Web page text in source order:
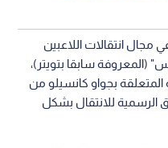
مجال انتقالات اللاعبين
(المعروفة سابقا بتويتر)،
المتعلقة بجواو كانسيلو من
الرسمية للانتقال بشكل